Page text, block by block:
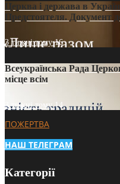
Церква і держава в
Предстоятеля. Документ
3 тижні тому16
Всеукраїнська Рада
місце всім
3 тижні тому14
ПОЖЕРТВА
НАШ ТЕЛЕГРАМ
Категорії